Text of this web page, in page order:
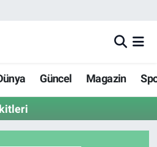
Güncel Magazin